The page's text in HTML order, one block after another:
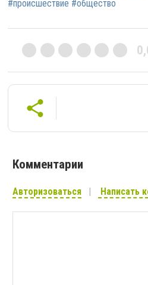
#происшествие #общество
Комментарии
Авторизоваться Написать